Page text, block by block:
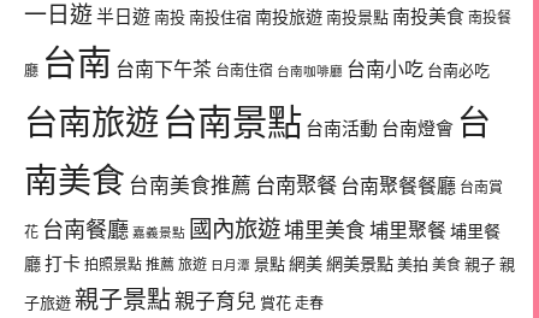
一日遊半日遊 南投 南投住宿 南投旅遊 南投景點 南投美食 南投餐
廳 台南 台南下午茶 台南住宿 台南咖啡廳 台南小吃 台南必吃
台南旅遊 台南景點 台南活動 台南燈會 台
南美食 台南美食推薦 台南聚餐 台南聚餐餐廳 台南賞
花 台南餐廳 嘉義景點 國內旅遊埔里美食 埔里聚餐埔里餐
廳打卡 拍照景點 推薦 旅遊 日月潭 景點 網美網美景點 美拍 美食 親子 親
子旅遊 親子景點親子育兒 賞花 走春